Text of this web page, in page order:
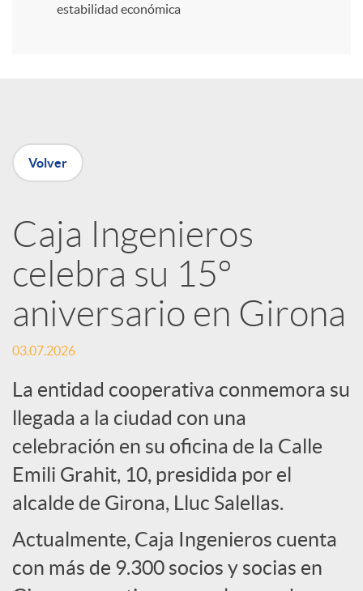
e
R
e
d
e
s
S
o
estabilidad económica
Volver
Caja Ingenieros
celebra su 15º
aniversario en Girona
03.07.2026
La entidad cooperativa conmemora su
llegada a la ciudad con una
celebración en su oficina de la Calle
Emili Grahit, 10, presidida por el
alcalde de Girona, Lluc Salellas.
Actualmente, Caja Ingenieros cuenta
con más de 9.300 socios y socias en